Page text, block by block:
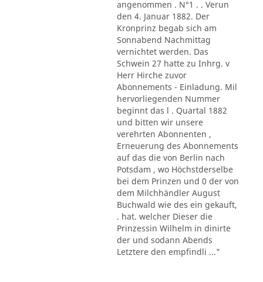
angenommen . N°1 . . Verun
den 4. Januar 1882. Der
Kronprinz begab sich am
Sonnabend Nachmittag
vernichtet werden. Das
Schwein 27 hatte zu Inhrg. v
Herr Hirche zuvor
Abonnements - Einladung. Mil
hervorliegenden Nummer
beginnt das l . Quartal 1882
und bitten wir unsere
verehrten Abonnenten ,
Erneuerung des Abonnements
auf das die von Berlin nach
Potsdam , wo Höchstderselbe
bei dem Prinzen und 0 der von
dem Milchhändler August
Buchwald wie des ein gekauft,
. hat. welcher Dieser die
Prinzessin Wilhelm in dinirte
der und sodann Abends
Letztere den empfindli ..."